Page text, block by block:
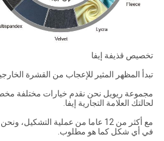
تخصيص قذيفة إيفا
تبدأ المظهر المثير للإعجاب من القشرة
مجموعة ريويل نحن نقدم خيارات مختلفة
لحالتك العلامة التجارية إيفا.
مع أكثر من 12 عاما من عملية
في أي شكل كما هو مطلوب.